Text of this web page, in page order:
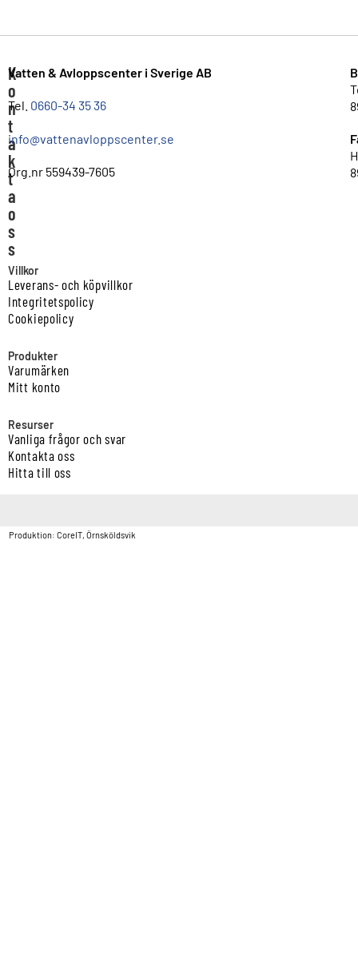
K
o
n
t
a
k
t
a
o
s
s
Vatten & Avloppscenter i Sverige AB
Tel. 0660-34 35 36
info@vattenavloppscenter.se
Org.nr 559439-7605
Villkor
Leverans- och köpvillkor
Integritetspolicy
Cookiepolicy
Produkter
Varumärken
Mitt konto
Resurser
Vanliga frågor och svar
Kontakta oss
Hitta till oss
Produktion: CoreIT, Örnsköldsvik